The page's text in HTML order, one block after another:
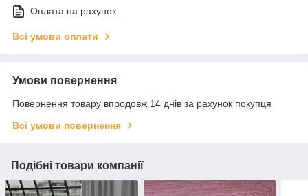
Оплата на рахунок
Всі умови оплати
Умови повернення
Повернення товару впродовж 14 днів за рахунок покупця
Всі умови повернення
Подібні товари компанії